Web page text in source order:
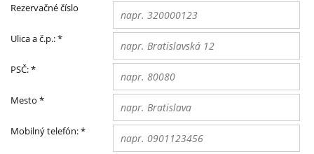
Rezervačné číslo
Ulica a č.p.:*
PSČ:*
Mesto *
Mobilný telefón:*